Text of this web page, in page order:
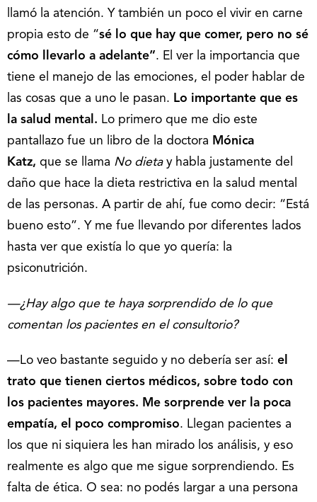
llamó la atención. Y también un poco el vivir en carne
propia esto de “sé lo que hay que comer, pero no sé
cómo llevarlo a adelante”. El ver la importancia que
tiene el manejo de las emociones, el poder hablar de
las cosas que a uno le pasan. Lo importante que es
la salud mental. Lo primero que me dio este
pantallazo fue un libro de la doctora Mónica
Katz, que se llama No dietay habla justamente del
daño que hace la dieta restrictiva en la salud mental
de las personas. A partir de ahí, fue como decir: “Está
bueno esto”. Y me fue llevando por diferentes lados
hasta ver que existía lo que yo quería: la
psiconutrición.
—¿Hay algo que te haya sorprendido de lo que
comentan los pacientes en el consultorio?
—Lo veo bastante seguido y no debería ser así: el
trato que tienen ciertos médicos, sobre todo con
los pacientes mayores. Me sorprende ver la poca
empatía, el poco compromiso. Llegan pacientes a
los que ni siquiera les han mirado los análisis, y eso
realmente es algo que me sigue sorprendiendo. Es
falta de ética. O sea: no podés largar a una persona